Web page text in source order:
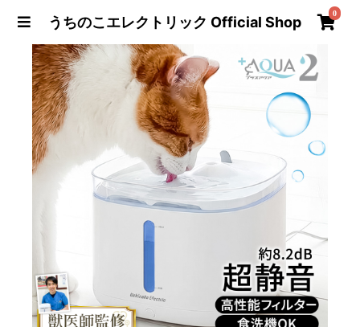
うちのこエレクトリック Official Shop
0